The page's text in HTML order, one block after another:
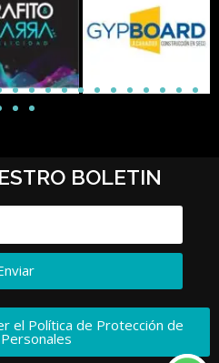
BOLETIN
el Política de Protección de